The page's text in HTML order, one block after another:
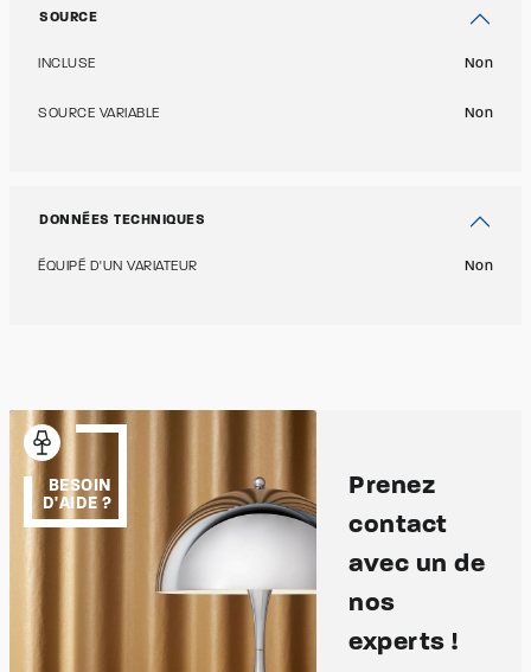
SOURCE
INCLUSE Non
SOURCE VARIABLE Non
DONNÉES TECHNIQUES
ÉQUIPÉ D'UN VARIATEUR Non
BESOIN
D'AIDE ?
Prenez
contact
avec un de
nos
experts !